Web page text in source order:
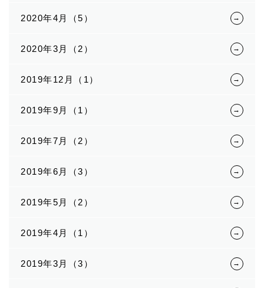
2020年4月（5）
2020年3月（2）
2019年12月（1）
2019年9月（1）
2019年7月（2）
2019年6月（3）
2019年5月（2）
2019年4月（1）
2019年3月（3）